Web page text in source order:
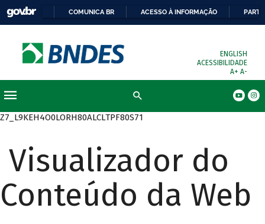
COMUNICA BR ACESSO À INFORMAÇÃO
ENGLISH
ACESSIBILIDADE
A+ A-
Z7_L9KEH4O0LORH80ALCLTPF80S71
Visualizador do
Conteúdo da Web